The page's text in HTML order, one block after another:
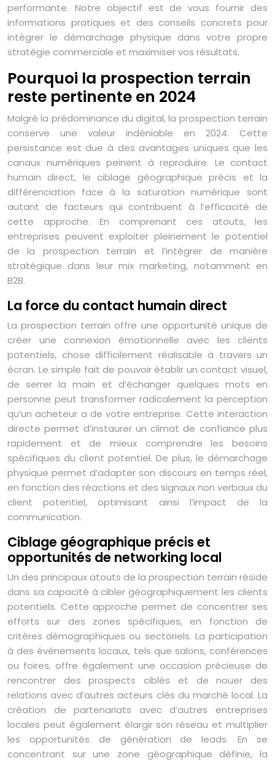
performante. Notre objectif est de vous fournir des
informations pratiques et des conseils concrets pour
intégrer le démarchage physique dans votre propre
stratégie commerciale et maximiser vos résultats.
Pourquoi la prospection terrain
reste pertinente en 2024
Malgré la prédominance du digital, la prospection terrain
conserve une valeur indéniable en 2024. Cette
persistance est due à des avantages uniques que les
canaux numériques peinent à reproduire. Le contact
humain direct, le ciblage géographique précis et la
différenciation face à la saturation numérique sont
autant de facteurs qui contribuent à l’efficacité de
cette approche. En comprenant ces atouts, les
entreprises peuvent exploiter pleinement le potentiel
de la prospection terrain et l’intégrer de manière
stratégique dans leur mix marketing, notamment en
B2B.
La force du contact humain direct
La prospection terrain offre une opportunité unique de
créer une connexion émotionnelle avec les clients
potentiels, chose difficilement réalisable à travers un
écran. Le simple fait de pouvoir établir un contact visuel,
de serrer la main et d’échanger quelques mots en
personne peut transformer radicalement la perception
qu’un acheteur a de votre entreprise. Cette interaction
directe permet d’instaurer un climat de confiance plus
rapidement et de mieux comprendre les besoins
spécifiques du client potentiel. De plus, le démarchage
physique permet d’adapter son discours en temps réel,
en fonction des réactions et des signaux non verbaux du
client potentiel, optimisant ainsi l’impact de la
communication.
Ciblage géographique précis et
opportunités de networking local
Un des principaux atouts de la prospection terrain réside
dans sa capacité à cibler géographiquement les clients
potentiels. Cette approche permet de concentrer ses
efforts sur des zones spécifiques, en fonction de
critères démographiques ou sectoriels. La participation
à des événements locaux, tels que salons, conférences
ou foires, offre également une occasion précieuse de
rencontrer des prospects ciblés et de nouer des
relations avec d’autres acteurs clés du marché local. La
création de partenariats avec d’autres entreprises
locales peut également élargir son réseau et multiplier
les opportunités de génération de leads. En se
concentrant sur une zone géographique définie, la